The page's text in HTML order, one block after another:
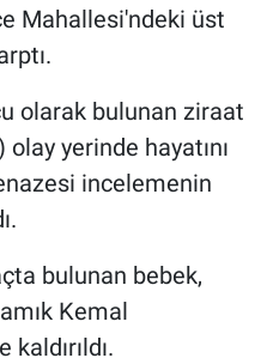
Mahallesi​'ndeki üst
olarak bulunan ziraat
yerinde hayatını
incelemenin
bulunan bebek,
Kemal